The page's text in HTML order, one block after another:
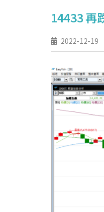
14433 再
2022-12-19